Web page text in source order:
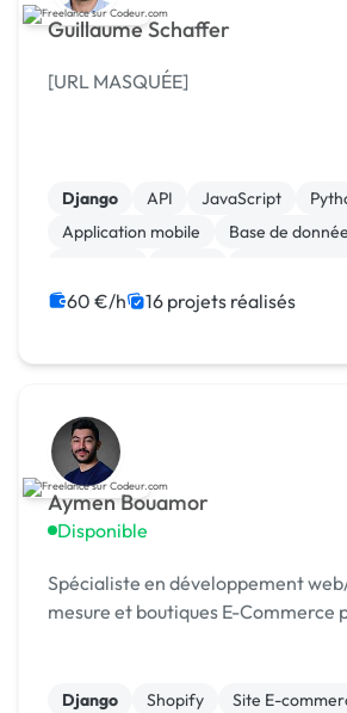
Guillaume Schaffer
[URL MASQUÉE]
Django API JavaScript
Application mobile
Base de
60 €/h 16 projets réalisés
Aymen Bouamor
Disponible
Spécialiste en développement
mesure et boutiques E-Commerce
Django Shopify
Site E-